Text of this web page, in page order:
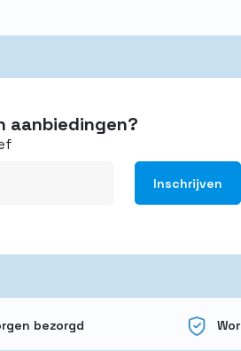
aanbiedingen?
bezorgd